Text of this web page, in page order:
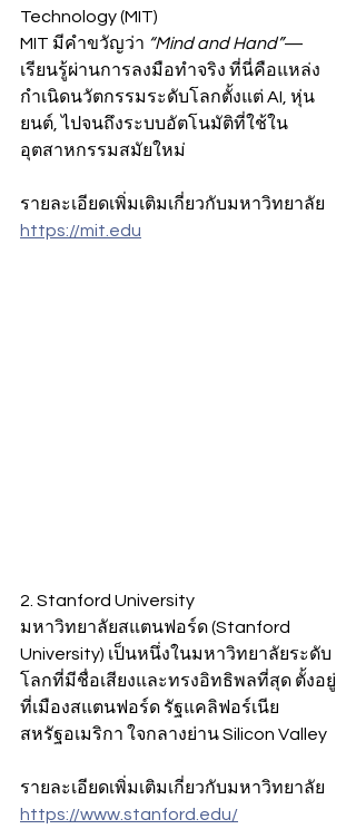
Technology (MIT)
MIT มีคำขวัญว่า “Mind and Hand”—
เรียนรู้ผ่านการลงมือทำจริง ที่นี่คือแหล่ง
กำเนิดนวัตกรรมระดับโลกตั้งแต่ AI, หุ่น
ยนต์, ไปจนถึงระบบอัตโนมัติที่ใช้ใน
อุตสาหกรรมสมัยใหม่
รายละเอียดเพิ่มเติมเกี่ยวกับมหาวิทยาลัย
https://mit.edu
2. Stanford University
มหาวิทยาลัยสแตนฟอร์ด (Stanford
University) เป็นหนึ่งในมหาวิทยาลัยระดับ
โลกที่มีชื่อเสียงและทรงอิทธิพลที่สุด ตั้งอยู่
ที่เมืองสแตนฟอร์ด รัฐแคลิฟอร์เนีย
สหรัฐอเมริกา ใจกลางย่าน Silicon Valley
รายละเอียดเพิ่มเติมเกี่ยวกับมหาวิทยาลัย
https://www.stanford.edu/